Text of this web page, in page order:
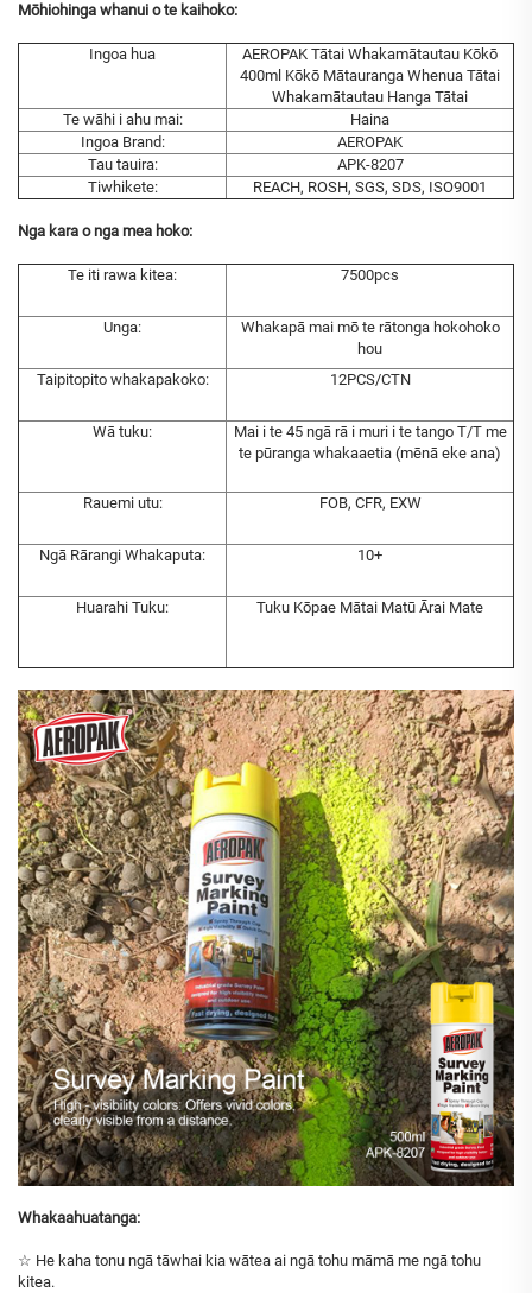
Mōhiohinga whanui o te kaihoko:
Ingoa hua
AEROPAK Tātai Whakamātautau Kōkō
400ml Kōkō Mātauranga Whenua Tātai
Whakamātautau Hanga Tātai
Te wāhi i ahu mai:
Haina
Ingoa Brand:
AEROPAK
Tau tauira:
APK-8207
Tiwhikete:
REACH, ROSH, SGS, SDS, ISO9001
Nga kara o nga mea hoko:
Te iti rawa kitea: 7500pcs
Unga:
Whakapā mai mō te rātonga hokohoko
hou
Taipitopito whakapakoko:
12PCS/CTN
Wā tuku:
Mai i te 45 ngā rā i muri i te tango T/T me
te pūranga whakaaetia (mēnā eke ana)
Rauemi utu: FOB, CFR, EXW
Ngā Rārangi Whakaputa: 10+
Huarahi Tuku: Tuku Kōpae Mātai Matū Ārai Mate
Whakaahuatanga:
☆ He kaha tonu ngā tāwhai kia wātea ai ngā tohu māmā me ngā tohu
kitea.